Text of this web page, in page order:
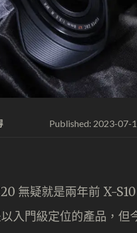
Published: 2023-07-
無疑就是兩年前 X-S10
入門級定位的產品，